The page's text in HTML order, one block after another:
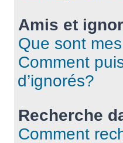
Amis et
Que sont
Comment
d’ignorés?
Recherche
Comment